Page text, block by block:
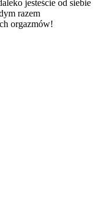
jesteście od siebie
razem
orgazmów!